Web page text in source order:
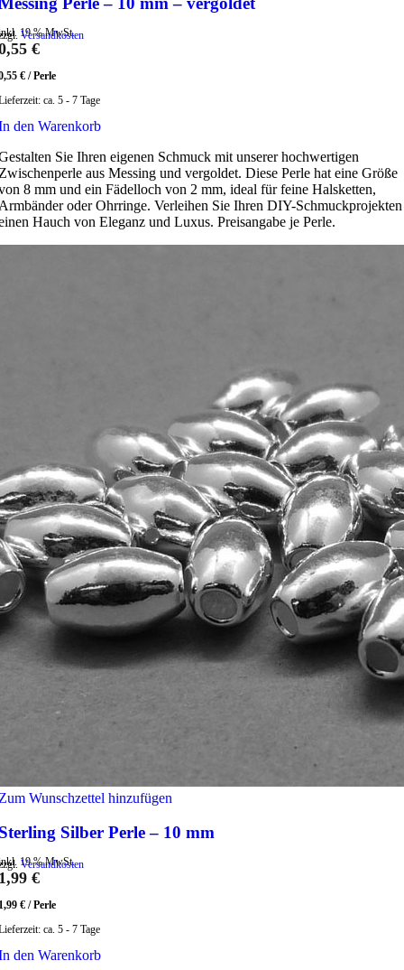
19 % MwSt.
Versandkosten
€
€ /Perle
ca. 5 - 7 Tage
den Warenkorb
Sie Ihren eigenen Schmuck mit unserer hochwertigen
aus Messing und vergoldet. Diese Perle hat eine Größe
8 mm und ein Fädelloch von 2 mm, ideal für feine Halsketten,
oder Ohrringe. Verleihen Sie Ihren DIY-Schmuckprojekten
Hauch von Eleganz und Luxus. Preisangabe je Perle.
Wunschzettel hinzufügen
Silber Perle – 10 mm
19 % MwSt.
Versandkosten
€
€ /Perle
ca. 5 - 7 Tage
den Warenkorb